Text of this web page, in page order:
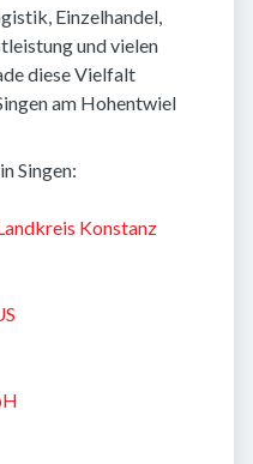
Einzelhandel,
und vielen
diese Vielfalt
am Hohentwiel
Singen:
Konstanz